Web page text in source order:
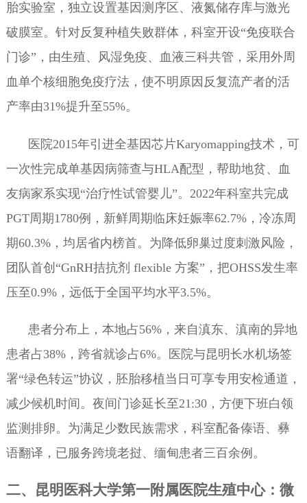
胎实验室，独立设置基因测序区、液氮储存库与激光
破膜室。针对反复种植失败群体，科室开设“免疫联合
门诊”，由生殖、风湿免疫、血液三科共管，采用外周
血单个核细胞免疫疗法，使不明原因反复流产者的活
产率由31%提升至55%。
医院2015年引进全基因芯片Karyomapping技术，可
一次性完成单基因病筛查与HLA配型，帮助地贫、血
友病家系实现“治疗性试管婴儿”。2022年科室共完成
PGT周期1780例，新鲜周期临床妊娠率62.7%，冷冻周
期60.3%，均居省内榜首。为降低卵巢过度刺激风险，
团队首创“GnRH拮抗剂 flexible 方案”，把OHSS发生率
压至0.9%，远低于全国平均水平3.5%。
患者分布上，本地占56%，来自滇东、滇南的异地
患者占38%，跨省就诊占6%。医院与昆明长水机场签
署“绿色转运”协议，胚胎移植当日可享专用安检通道，
减少候机时间。夜间门诊延长至21:30，方便下班白领
监测排卵。为满足少数民族需求，科室配备傣语、彝
语翻译，已服务跨境老挝、缅甸患者三百余例。
二、昆明医科大学第一附属医院生殖中心：微